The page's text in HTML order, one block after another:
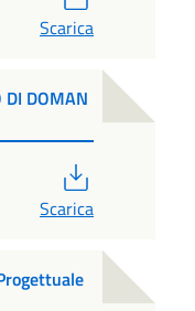
Scarica
DOMAN
Scarica